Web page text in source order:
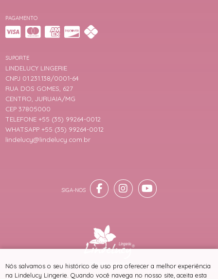
PAGAMENTO
SUPORTE
LINDELUCY LINGERIE
CNPJ 01.231.138/0001-64
RUA DOS GOMES, 627
CENTRO, JURUAIA/MG
CEP 37805000
TELEFONE +55 (35) 99264-0012
WHATSAPP +55 (35) 99264-0012
lindelucy@lindelucy.com.br
® TODOS DIREITOS RESERVADOS
Nós salvamos o seu histórico de uso pra oferecer a melhor experiência
na Lindelucy Lingerie. Quando você navega no nosso site, aceita esta